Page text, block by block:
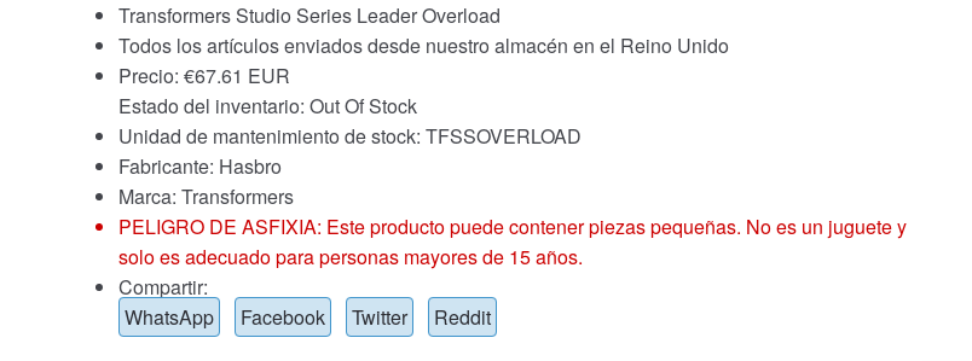
Transformers Studio Series Leader Overload
Todos los artículos enviados desde nuestro almacén en el Reino Unido
Precio: €67.61 EUR
Estado del inventario: Out Of Stock
Unidad de mantenimiento de stock: TFSSOVERLOAD
Fabricante: Hasbro
Marca: Transformers
PELIGRO DE ASFIXIA: Este producto puede contener piezas pequeñas. No es un juguete y
solo es adecuado para personas mayores de 15 años.
Compartir:
WhatsApp
Facebook Twitter Reddit